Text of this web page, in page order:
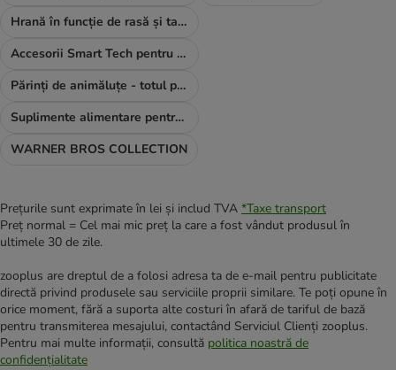
Hrană în funcție de rasă și talie
Accesorii Smart Tech pentru câini
Părinți de animăluțe - totul pentru TINE
Suplimente alimentare pentru câini
WARNER BROS COLLECTION
Prețurile sunt exprimate în lei și includ TVA *Taxe transport
Preț normal = Cel mai mic preț la care a fost vândut produsul în
ultimele 30 de zile.
zooplus are dreptul de a folosi adresa ta de e-mail pentru publicitate
directă privind produsele sau serviciile proprii similare. Te poți opune în
orice moment, fără a suporta alte costuri în afară de tariful de bază
pentru transmiterea mesajului, contactând Serviciul Clienți zooplus.
Pentru mai multe informații, consultă politica noastră de
confidențialitate